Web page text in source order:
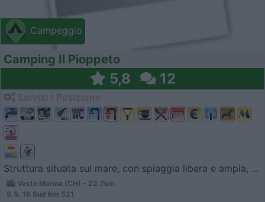
Campeggio
Camping Il Pioppeto
5,8 12
Struttura situata sul mare, con spiaggia libera e ampia, ...
Vasto Marina (CH) - 22.7km
S.S. 16 Sud Km 521